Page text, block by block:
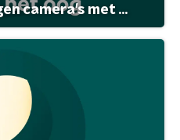
camera's met ...